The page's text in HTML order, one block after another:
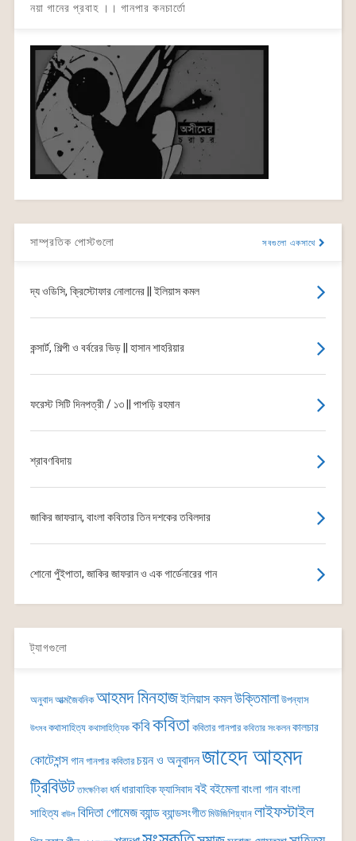
নয়া গানের প্রবাহ ।। গানপার কনচার্তো
সাম্প্রতিক পোস্টগুলো সবগুলো একসাথে
দ্য ওডিসি, ক্রিস্টোফার নোলানের || ইলিয়াস কমল
কন্সার্ট, শিল্পী ও বর্বরের ভিড় || হাসান শাহরিয়ার
ফরেস্ট সিটি দিনপত্রী / ১৩ || পাপড়ি রহমান
শ্রাবণবিদায়
জাকির জাফরান, বাংলা কবিতার তিন দশকের তবিলদার
শোনো পুঁইপাতা, জাকির জাফরান ও এক গার্ডেনারের গান
ট্যাগগুলো
অনুবাদ আত্মজৈবনিক আহমদ মিনহাজইলিয়াস কমলউক্তিমালা উপন্যাস
উৎসব কথাসাহিত্য কথাসাহিত্যিক কবিকবিতা কবিতার গানপার কবিতার সংকলন কালচার
কোটেশন্সগান গানপার কবিতার চয়ন ও অনুবাদনজাহেদ আহমদ
ট্রিবিউট তাৎক্ষণিকা ধর্ম ধারাবাহিকফ্যাসিবাদবইবইমেলাবাংলা গানবাংলা
সাহিত্য বাউল বিদিতা গোমেজব্যান্ডব্যান্ডসংগীত মিউজিশিয়্যান লাইফস্টাইল